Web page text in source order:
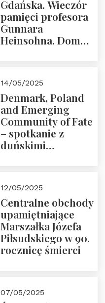
18:00.
Gdańska. Wieczór
pamięci profesora
Gunnara
Heinsohna. Dom
14/05/2025
Denmark, Poland
and Emerging
Community of Fate
– spotkanie z
duńskimi
12/05/2025
Centralne obchody
upamiętniające
Marszałka Józefa
Piłsudskiego w 90.
rocznicę śmierci
07/05/2025